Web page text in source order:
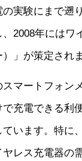
実験にまで遡
2008年にはワ
」が策定され
マートフォン
充電できる利
ています。特に
レス充電器の